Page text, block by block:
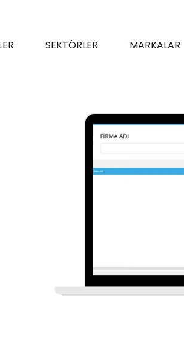
SEKTÖRLER MARKALAR